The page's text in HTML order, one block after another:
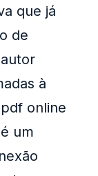
que já
de
à
online
um